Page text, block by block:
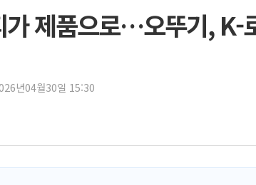
[베트남 증시] 지수
'월가의 황제' 다이
[3보] 북, 원산서
우크라 드론 전술,
제품으로…오뚜기, K-
년04월30일 15:30